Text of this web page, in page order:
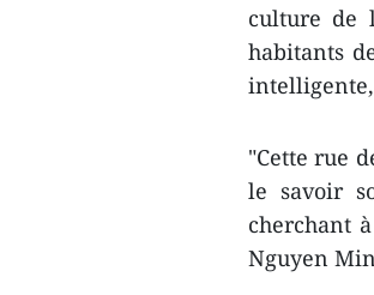
culture de
habitants
"Cette rue
le savoir
cherchant
Nguyen